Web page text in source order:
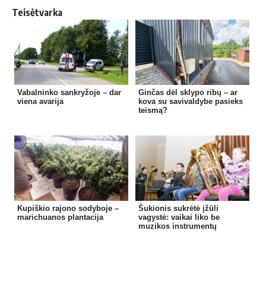
Teisėtvarka
Vabalninko sankryžoje – dar
viena avarija
Ginčas dėl sklypo ribų – ar
kova su savivaldybe pasieks
teismą?
Kupiškio rajono sodyboje –
marichuanos plantacija
Šukionis sukrėtė įžūli
vagystė: vaikai liko be
muzikos instrumentų